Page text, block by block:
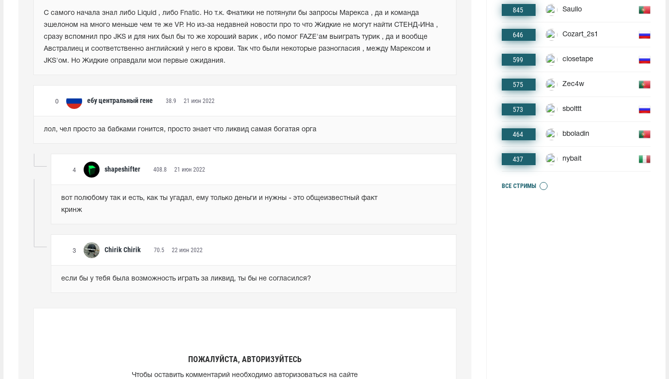
С самого начала знал либо Liquid , либо Fnatic. Но т.к. Фнатики не потянули бы запросы Марекса , да и команда
эшелоном на много меньше чем те же VP. Но из-за недавней новости про то что Жидкие не могут найти СТЕНД-ИНа ,
сразу вспомнил про JKS и для них был бы то же хороший варик , ибо помог FAZE'ам выиграть турик , да и вообще
Австралиец и соответственно английский у него в крови. Так что были некоторые разногласия , между Марексом и
JKS'ом. Но Жидкие оправдали мои первые ожидания.
0 eбу цeнтpaльный гeнe 38.9 21 июн 2022
лол, чел просто за бабками гонится, просто знает что ликвид самая богатая орга
4 shapeshifter 408.8 21 июн 2022
вот полюбому так и есть, как ты угадал, ему только деньги и нужны - это общеизвестный факт
кринж
3 Chirik Chirik 70.5 22 июн 2022
если бы у тебя была возможность играть за ликвид, ты бы не согласился?
ПОЖАЛУЙСТА, АВТОРИЗУЙТЕСЬ
Чтобы оставить комментарий необходимо авторизоваться на сайте
845 Saullo
646 Cozart_2s1
599 closetape
575 Zec4w
573 sbolttt
464 bboladin
437 nybait
ВСЕ СТРИМЫ